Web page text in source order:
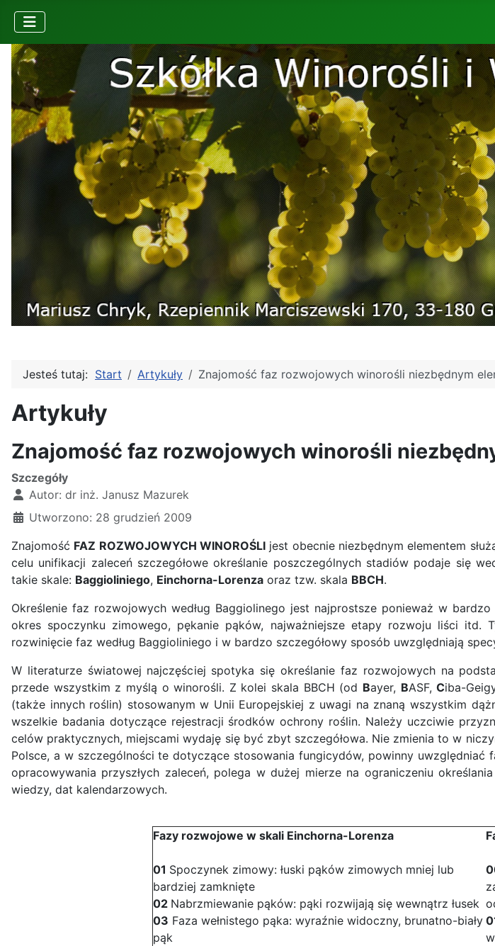
Jesteś tutaj: Start Artykuły Znajomość faz rozwojowych winorośli niezbędnym
Artykuły
Znajomość faz rozwojowych winorośli
Szczegóły
Autor: dr inż. Janusz Mazurek
Utworzono: 28 grudzień 2009
Znajomość FAZ ROZWOJOWYCH WINOROŚLI jest obecnie niezbędnym elementem
celu unifikacji zaleceń szczegółowe określanie poszczególnych stadiów podaje się
takie skale: Baggioliniego, Einchorna-Lorenza oraz tzw. skala BBCH.
Określenie faz rozwojowych według Baggiolinego jest najprostsze ponieważ w
okres spoczynku zimowego, pękanie pąków, najważniejsze etapy rozwoju liści itd.
rozwinięcie faz według Baggioliniego i w bardzo szczegółowy sposób uwzględniają
W literaturze światowej najczęściej spotyka się określanie faz rozwojowych na
przede wszystkim z myślą o winorośli. Z kolei skala BBCH (od Bayer, BASF,Ciba-
(także innych roślin) stosowanym w Unii Europejskiej z uwagi na znaną wszystkim
wszelkie badania dotyczące rejestracji środków ochrony roślin. Należy uczciwie
celów praktycznych, miejscami wydaję się być zbyt szczegółowa. Nie zmienia to w
Polsce, a w szczególności te dotyczące stosowania fungicydów, powinny
opracowywania przyszłych zaleceń, polega w dużej mierze na ograniczeniu
wiedzy, dat kalendarzowych.
Fazy rozwojowe w skali Einchorna-Lorenza
01 Spoczynek zimowy: łuski pąków zimowych mniej lub
bardziej zamknięte
02 Nabrzmiewanie pąków: pąki rozwijają się wewnątrz łusek
03 Faza wełnistego pąka: wyraźnie widoczny, brunatno-biały
pąk